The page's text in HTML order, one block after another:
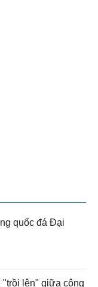
quốc đá Đại
"trồi lên" giữa công